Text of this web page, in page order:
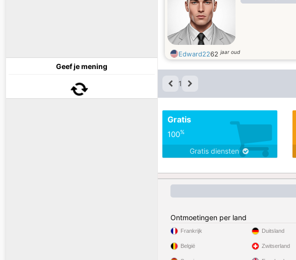
Geef je mening
Edward2262jaar oud
1
Gratis
100%
Gratis diensten
Ontmoetingen per land
Frankrijk
België
Duitsland
Zwitserland